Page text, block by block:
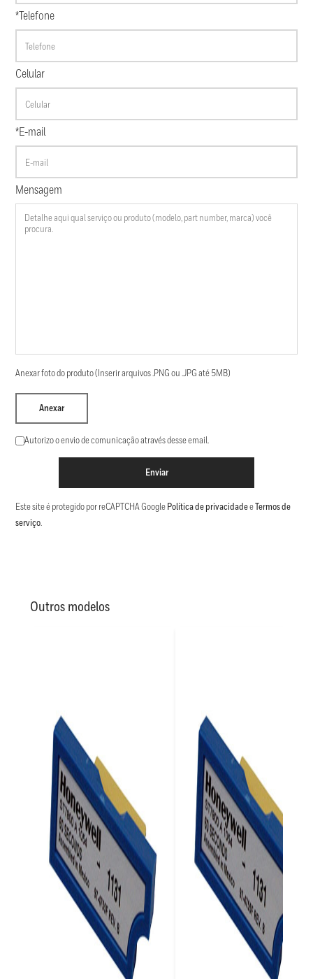
*Telefone
Celular
*E-mail
Mensagem
Anexar foto do produto (Inserir arquivos .PNG ou .JPG até 5MB)
Anexar
Autorizo o envio de comunicação através desse email.
Enviar
Este site é protegido por reCAPTCHA Google Política de privacidadee Termos de
serviço.
Outros modelos